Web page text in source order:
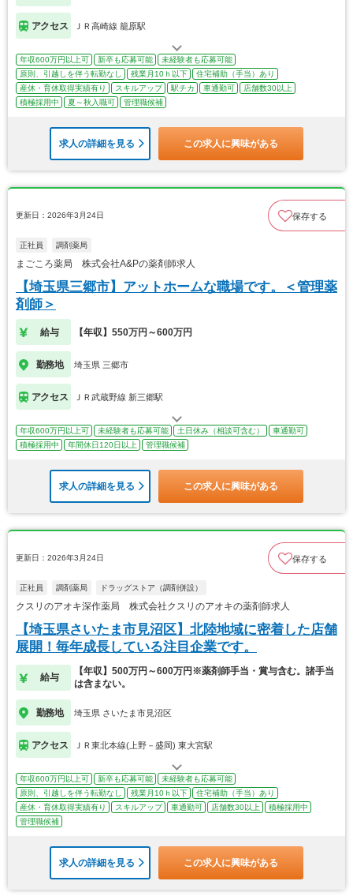
アクセス ＪＲ高崎線 籠原駅
年収600万円以上可 新卒も応募可能
未経験者も応募可能
原則、引越しを伴う転勤なし
残業月10ｈ以下
住宅補助（手当）あり
産休・育休取得実績有り
スキルアップ 駅チカ 車通勤可
店舗数30以上
積極採用中
夏～秋入職可 管理職候補
求人の詳細を見る この求人に興味がある
更新日：2026年3月24日 保存する
正社員 調剤薬局
まごころ薬局 株式会社A&Pの薬剤師求人
【埼玉県三郷市】アットホームな職場です。＜管理薬
剤師＞
給与 【年収】550万円～600万円
勤務地 埼玉県 三郷市
アクセス ＪＲ武蔵野線 新三郷駅
年収600万円以上可 未経験者も応募可能 土日休み（相談可含む）
車通勤可
積極採用中
年間休日120日以上 管理職候補
求人の詳細を見る この求人に興味がある
更新日：2026年3月24日 保存する
正社員 調剤薬局 ドラッグストア（調剤併設）
クスリのアオキ深作薬局 株式会社クスリのアオキの薬剤師求人
【埼玉県さいたま市見沼区】北陸地域に密着した店舗
展開！毎年成長している注目企業です。
給与
【年収】500万円～600万円※薬剤師手当・賞与含む。諸手当
は含まない。
勤務地 埼玉県 さいたま市見沼区
アクセス ＪＲ東北本線(上野－盛岡) 東大宮駅
年収600万円以上可 新卒も応募可能
未経験者も応募可能
原則、引越しを伴う転勤なし
残業月10ｈ以下
住宅補助（手当）あり
産休・育休取得実績有り
スキルアップ 車通勤可 店舗数30以上
積極採用中
管理職候補
求人の詳細を見る この求人に興味がある